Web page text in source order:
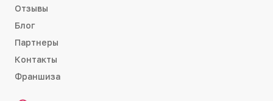
Отзывы
Блог
Партнеры
Контакты
Франшиза